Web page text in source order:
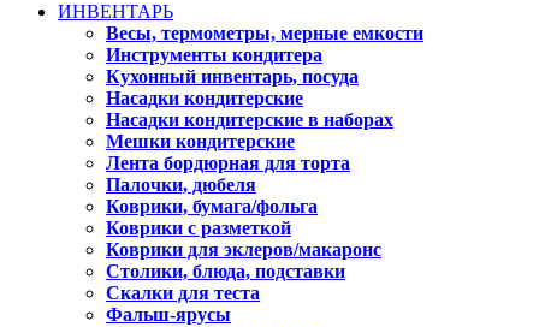
ИНВЕНТАРЬ
Весы, термометры, мерные емкости
Инструменты кондитера
Кухонный инвентарь, посуда
Насадки кондитерские
Насадки кондитерские в наборах
Мешки кондитерские
Лента бордюрная для торта
Палочки, дюбеля
Коврики, бумага/фольга
Коврики с разметкой
Коврики для эклеров/макаронс
Столики, блюда, подставки
Скалки для теста
Фальш-ярусы